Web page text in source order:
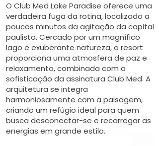
O Club Med Lake Paradise oferece uma
verdadeira fuga da rotina, localizado a
poucos minutos da agitação da capital
paulista. Cercado por um magnífico
lago e exuberante natureza, o resort
proporciona uma atmosfera de paz e
relaxamento, combinada com a
sofisticação da assinatura Club Med. A
arquitetura se integra
harmoniosamente com a paisagem,
criando um refúgio ideal para quem
busca desconectar-se e recarregar as
energias em grande estilo.